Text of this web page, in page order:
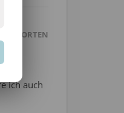
ANTWORTEN
ich auch